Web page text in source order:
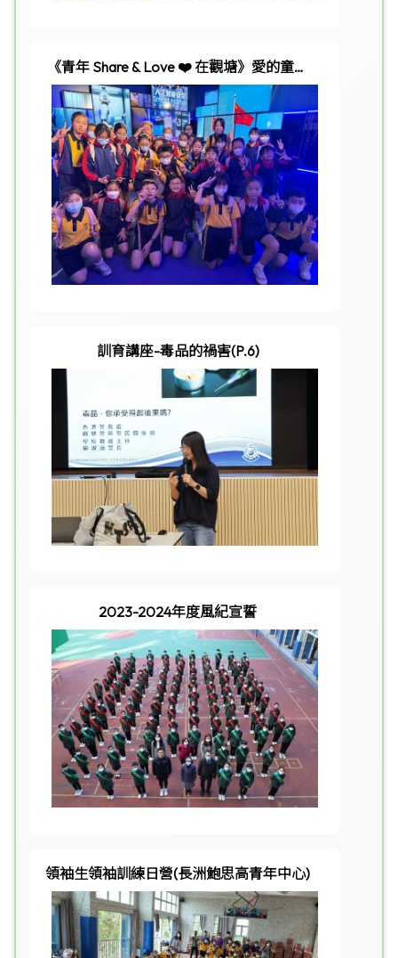
《青年 Share & Love ❤️ 在觀塘》愛的童行
2.0 一天遊
訓育講座-毒品的禍害(P.6)
2023-2024年度風紀宣誓
領袖生領袖訓練日營(長洲鮑思高青年中心)